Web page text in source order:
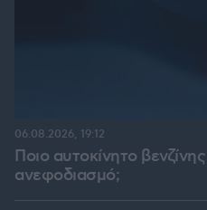
Ποιο αυτοκίνητο
ανεφοδιασμό;
06.08.2026, 19:12